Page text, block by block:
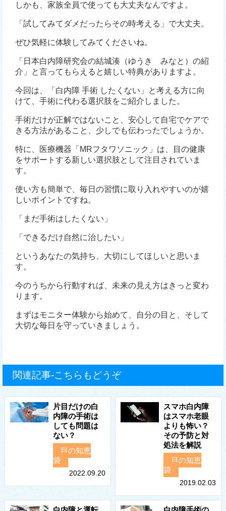
しかも、家族全員で使っても大丈夫なんですよ。
「試してみてダメだったらその時考える」で大丈夫。
ぜひ気軽に体験してみてくださいね。
「日本白内障研究会の結城湊（ゆうき みなと）の紹
介」と言ってもらえると嬉しい特典がありますよ。
今回は、「白内障 手術 したくない」と考える方に向
けて、手術に代わる選択肢をご紹介しました。
手術だけが正解ではないこと、安心して自宅でケアで
きる方法があること、少しでも伝わったでしょうか。
特に、医療機器「MRフタワソニック」は、目の健康
をサポートする新しい選択肢として注目されていま
す。
使い方も簡単で、毎日の習慣に取り入れやすいのが嬉
しいポイントですね。
「まだ手術はしたくない」
「できるだけ自然に治したい」
というあなたの気持ち、大切にしてほしいと思いま
す。
今のうちから行動すれば、未来の見え方はきっと変わ
ります。
まずはモニター体験から始めて、自分の目と、そして
大切な毎日を守っていきましょう。
関連記事-こちらもどうぞ
片目だけの白
内障の手術は
しても問題は
ない？
目の知恵
袋
2022.09.20
スマホ白内障
はスマホ老眼
よりも怖い？
その予防と対
処法を解説
目の知恵
袋
2019.02.03